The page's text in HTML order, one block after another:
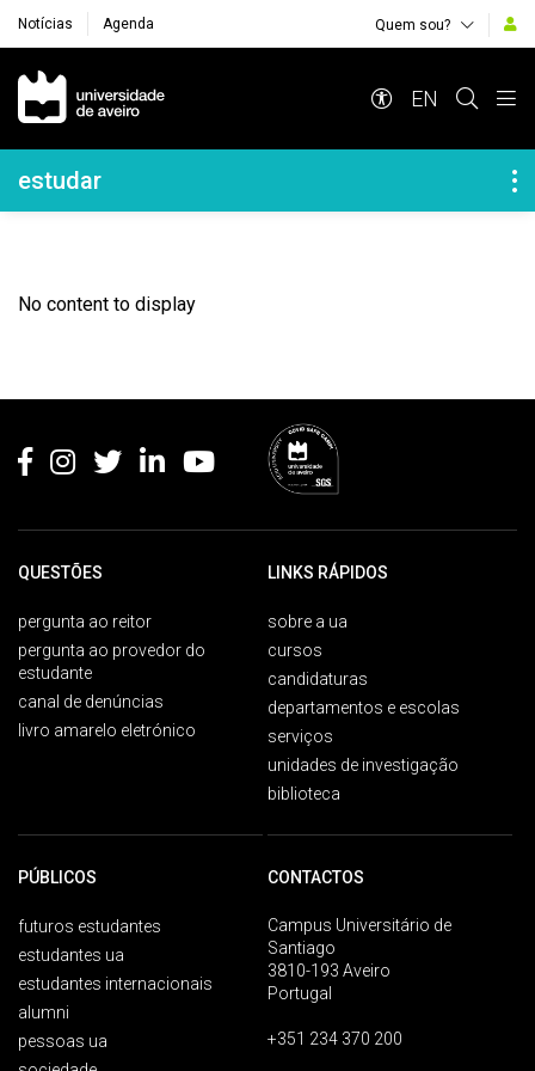
Notícias Agenda Quem sou?
Navegação Principal
EN
Navegação Lateral
estudar
No content to display
QUESTÕES
pergunta ao reitor
pergunta ao provedor do
estudante
canal de denúncias
livro amarelo eletrónico
LINKS RÁPIDOS
sobre a ua
cursos
candidaturas
departamentos e escolas
serviços
unidades de investigação
biblioteca
PÚBLICOS
futuros estudantes
estudantes ua
estudantes internacionais
alumni
pessoas ua
CONTACTOS
Campus Universitário de
Santiago
3810-193 Aveiro
Portugal
+351 234 370 200